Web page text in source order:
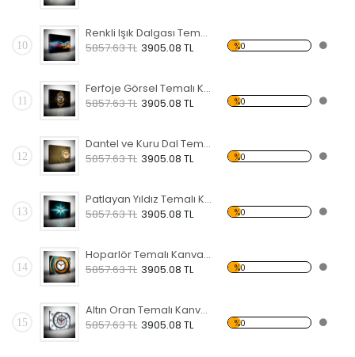
10
Renkli Işık Dalgası Temalı Kanvas Saat
5857.63 TL 3905.08 TL %0
11
Ferfoje Görsel Temalı Kanvas Saat
5857.63 TL 3905.08 TL %0
12
Dantel ve Kuru Dal Temalı Kanvas Saat
5857.63 TL 3905.08 TL %0
13
Patlayan Yıldız Temalı Kanvas Saat
5857.63 TL 3905.08 TL %0
14
Hoparlör Temalı Kanvas Saat
5857.63 TL 3905.08 TL %0
15
Altın Oran Temalı Kanvas Saat
5857.63 TL 3905.08 TL %0